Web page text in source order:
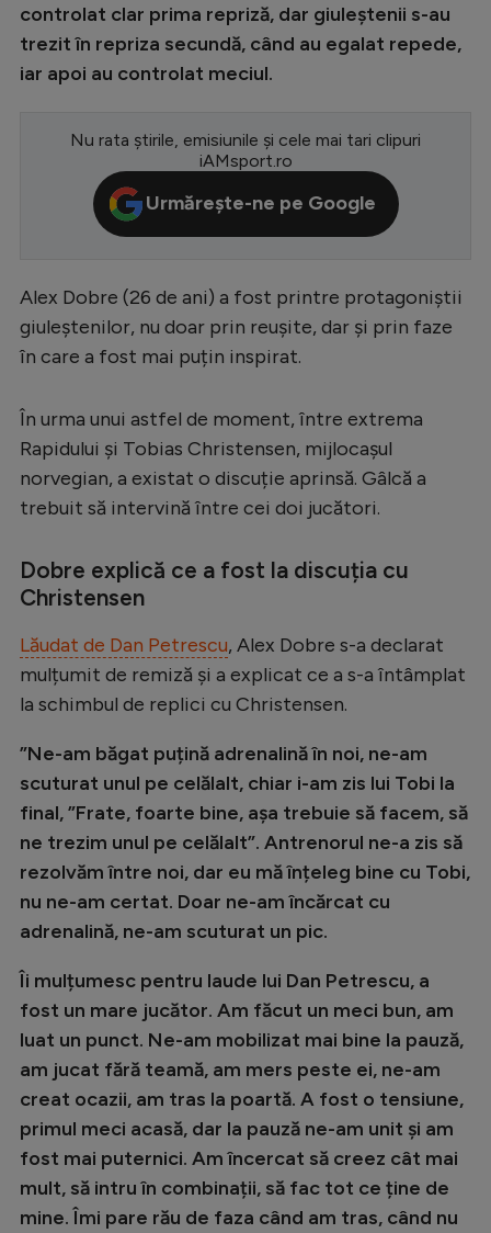
Europa League
Conference League
Premier League
LaLiga
Serie A
Ligue 1
Campionate
EURO 2024
Stranieri
Clasamente
Handbal
Natație
Formula 1
Gimnastică
Rugby
Ciclism
JO 2024
JO 2026
Intră în cont
Creează cont
controlat clar prima repriză, dar giuleștenii s-au
trezit în repriza secundă, când au egalat repede,
iar apoi au controlat meciul.
Nu rata știrile, emisiunile și cele mai tari clipuri
iAMsport.ro
Urmărește-ne pe Google
Alex Dobre (26 de ani) a fost printre protagoniștii
giuleștenilor, nu doar prin reușite, dar și prin faze
în care a fost mai puțin inspirat.
În urma unui astfel de moment, între extrema
Rapidului și Tobias Christensen, mijlocașul
norvegian, a existat o discuție aprinsă. Gâlcă a
trebuit să intervină între cei doi jucători.
Dobre explică ce a fost la discuția cu
Christensen
Lăudat de Dan Petrescu, Alex Dobre s-a declarat
mulțumit de remiză și a explicat ce a s-a întâmplat
la schimbul de replici cu Christensen.
”Ne-am băgat puțină adrenalină în noi, ne-am
scuturat unul pe celălalt, chiar i-am zis lui Tobi la
final, ”Frate, foarte bine, așa trebuie să facem, să
ne trezim unul pe celălalt”. Antrenorul ne-a zis să
rezolvăm între noi, dar eu mă înțeleg bine cu Tobi,
nu ne-am certat. Doar ne-am încărcat cu
adrenalină, ne-am scuturat un pic.
Îi mulțumesc pentru laude lui Dan Petrescu, a
fost un mare jucător. Am făcut un meci bun, am
luat un punct. Ne-am mobilizat mai bine la pauză,
am jucat fără teamă, am mers peste ei, ne-am
creat ocazii, am tras la poartă. A fost o tensiune,
primul meci acasă, dar la pauză ne-am unit și am
fost mai puternici. Am încercat să creez cât mai
mult, să intru în combinații, să fac tot ce ține de
mine. Îmi pare rău de faza când am tras, când nu